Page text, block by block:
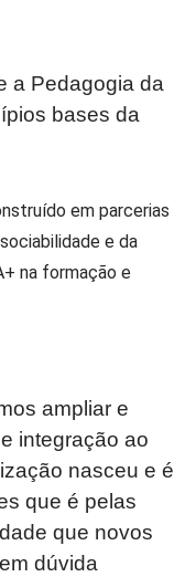
a Pedagogia da
bases da
em parcerias
e da
na formação e
ampliar e
integração ao
nasceu e é
que é pelas
que novos
dúvida